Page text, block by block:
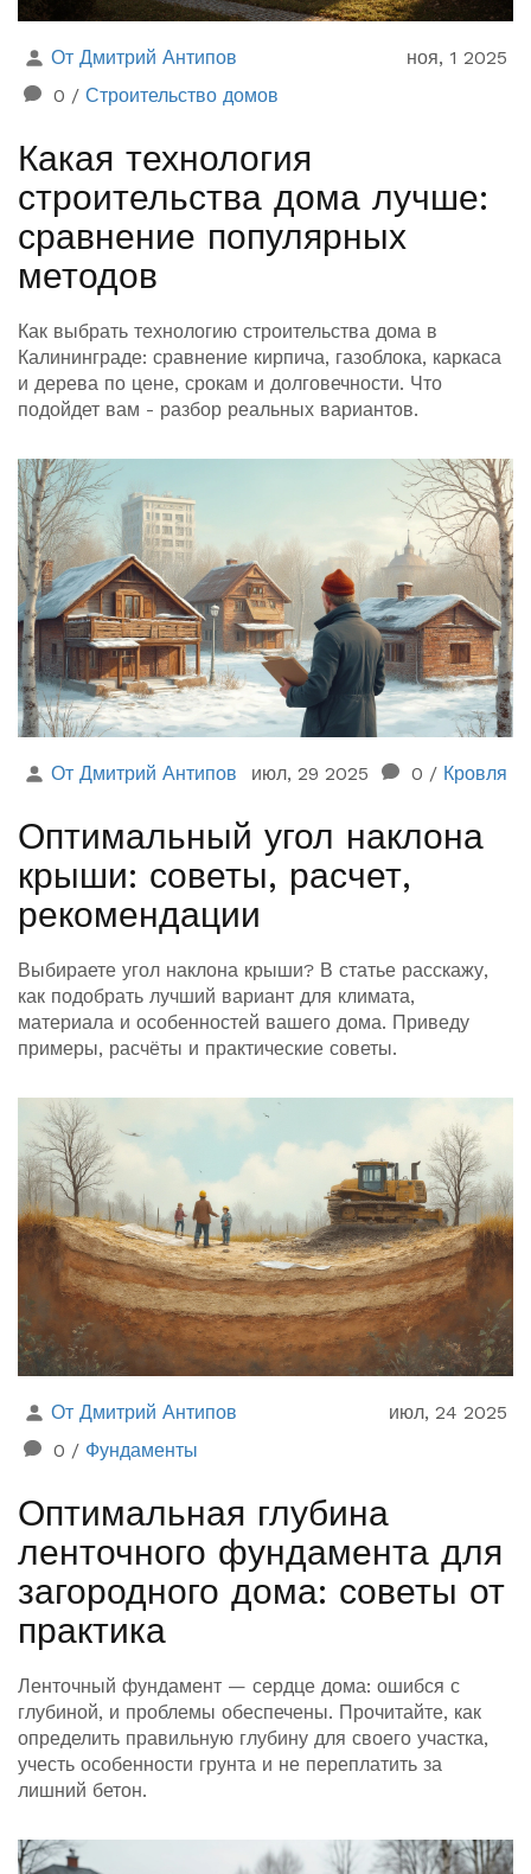
От Дмитрий Антипов
ноя, 1 2025
0 / Строительство домов
Какая технология
строительства дома лучше:
сравнение популярных
методов
Как выбрать технологию строительства дома в
Калининграде: сравнение кирпича, газоблока, каркаса
и дерева по цене, срокам и долговечности. Что
подойдет вам - разбор реальных вариантов.
От Дмитрий Антипов июл, 29 2025 0 / Кровля
Оптимальный угол наклона
крыши: советы, расчет,
рекомендации
Выбираете угол наклона крыши? В статье расскажу,
как подобрать лучший вариант для климата,
материала и особенностей вашего дома. Приведу
примеры, расчёты и практические советы.
От Дмитрий Антипов
июл, 24 2025
0 / Фундаменты
Оптимальная глубина
ленточного фундамента для
загородного дома: советы от
практика
Ленточный фундамент — сердце дома: ошибся с
глубиной, и проблемы обеспечены. Прочитайте, как
определить правильную глубину для своего участка,
учесть особенности грунта и не переплатить за
лишний бетон.